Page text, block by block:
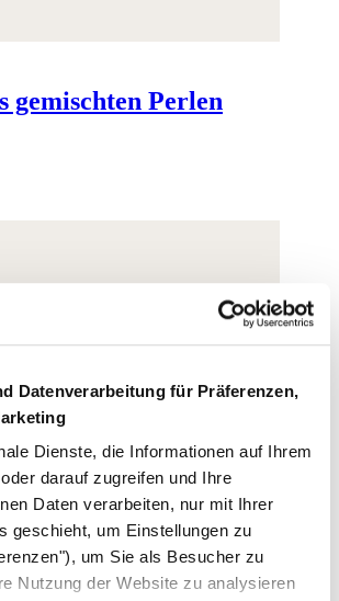
Datenverarbeitung für Präferenzen,
Dienste, die Informationen auf Ihrem
darauf zugreifen und Ihre
Daten verarbeiten, nur mit Ihrer
geschieht, um Einstellungen zu
um Sie als Besucher zu
Nutzung der Website zu analysieren
gemischten Perlen